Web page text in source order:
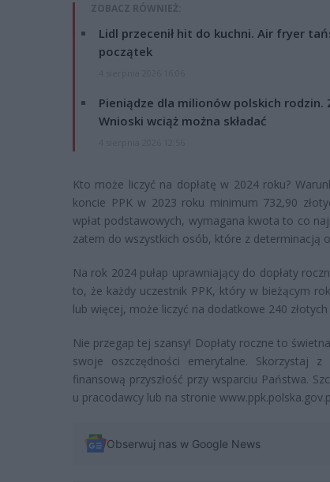
ZOBACZ RÓWNIEŻ:
Lidl przecenił hit do kuchni. Air fryer
początek
Pieniądze dla milionów polskich rodzin.
Wnioski wciąż można składać
Kto może liczyć na dopłatę w 2024 roku?
koncie PPK w 2023 roku minimum 732,90
wpłat podstawowych, wymagana kwota to co
zatem do wszystkich osób, które z determinacją
Na rok 2024 pułap uprawniający do dopłaty
to, że każdy uczestnik PPK, który w bieżącym
lub więcej, może liczyć na dodatkowe 240
Nie przegap tej szansy! Dopłaty roczne to
swoje oszczędności emerytalne. Skorzystaj
finansową przyszłość przy wsparciu Państwa.
u pracodawcy lub na stronie
Obserwuj nas w Google News